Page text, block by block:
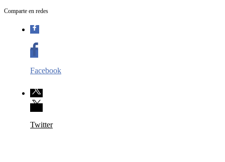
Comparte en redes
Facebook
Twitter